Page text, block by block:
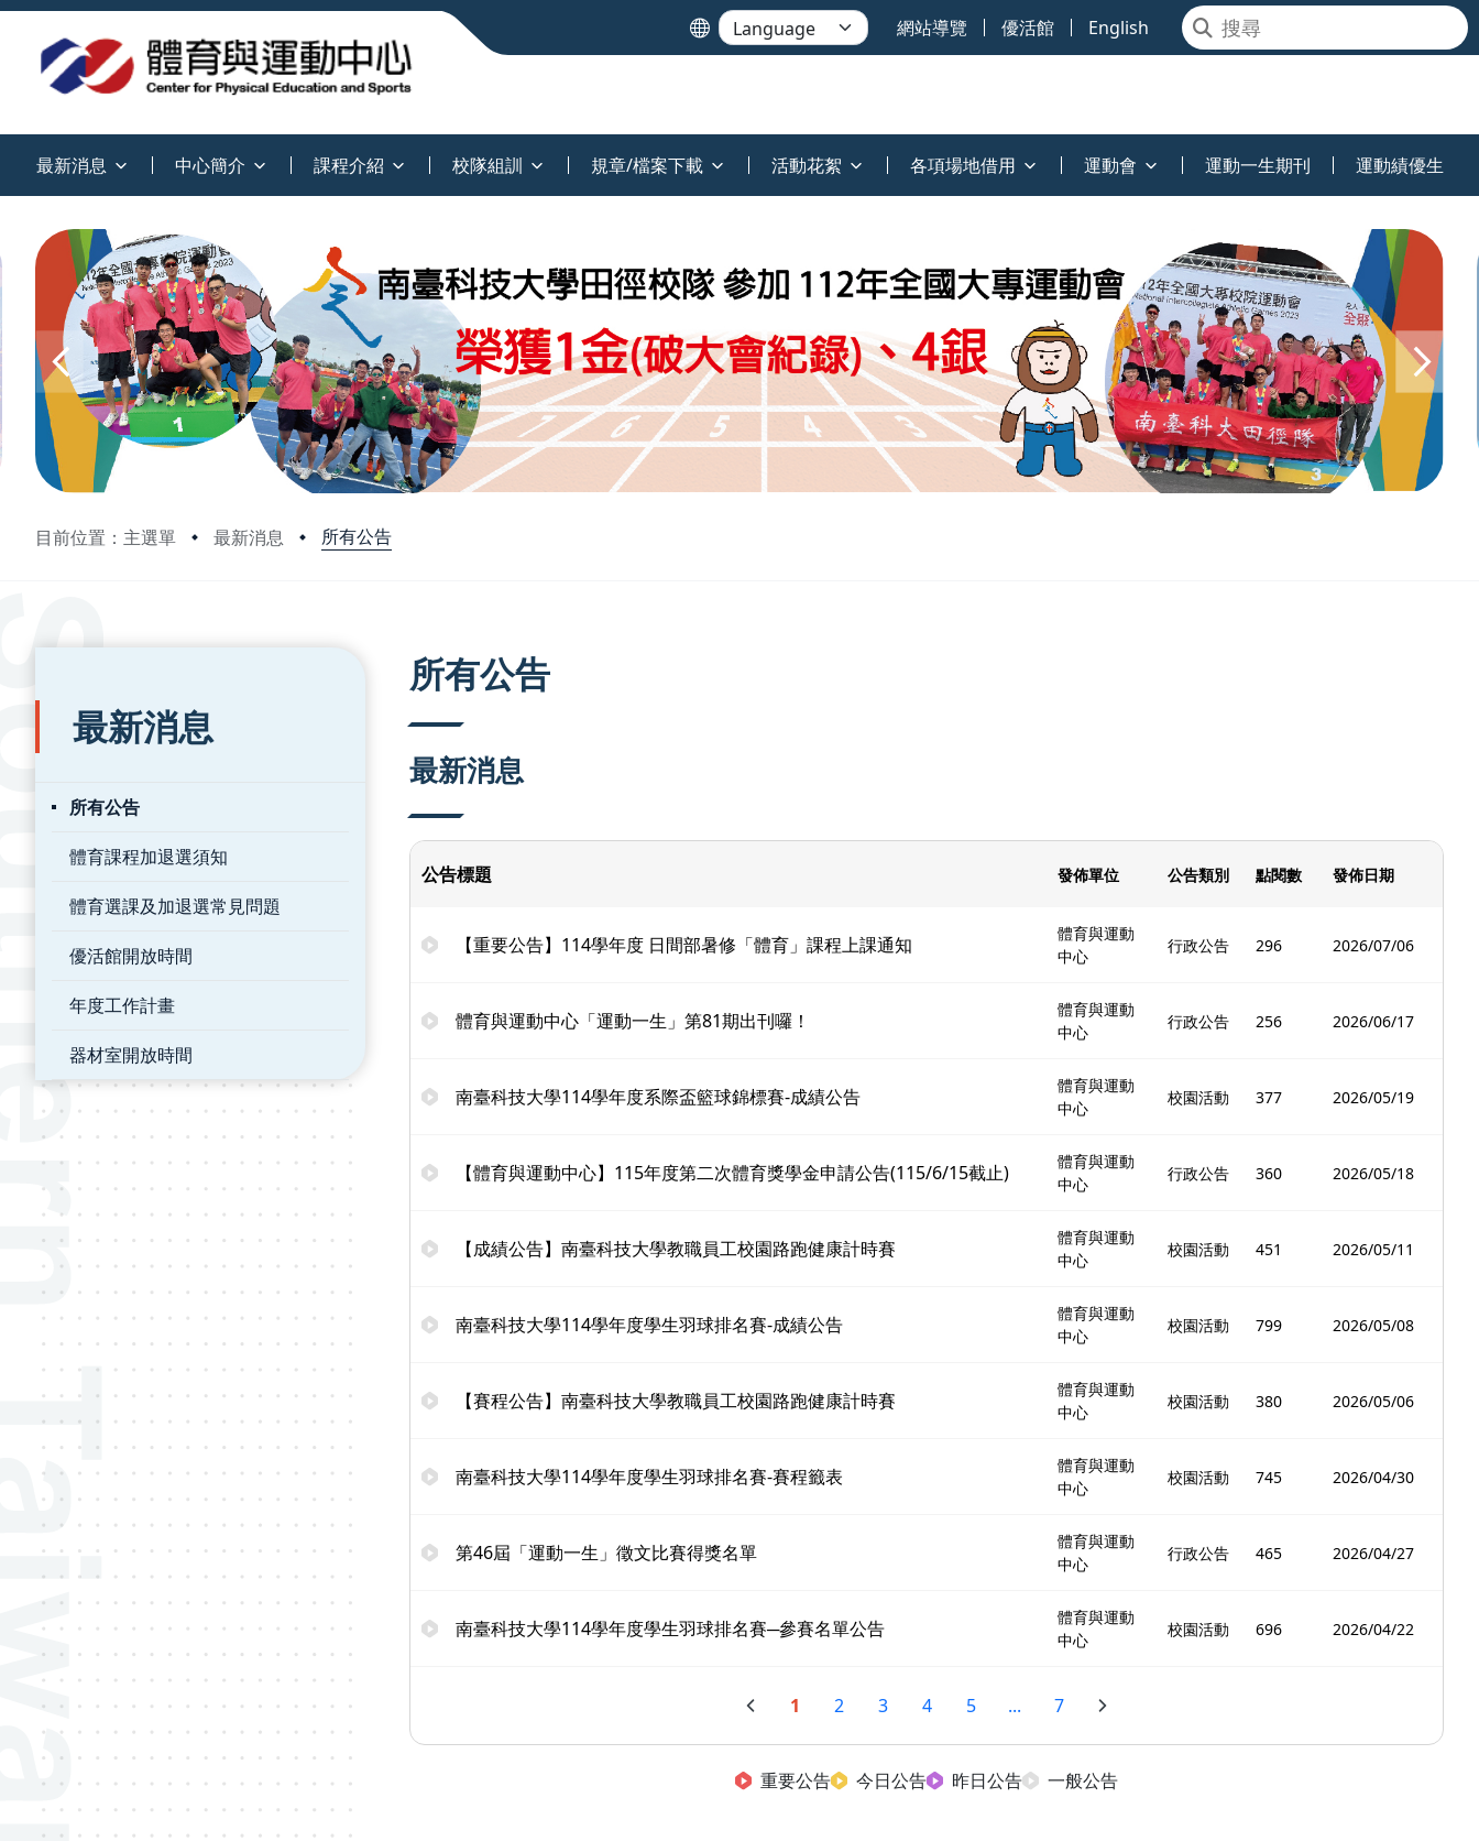
網站導覽 優活館 English
最新消息 中心簡介 課程介紹 校隊組訓 規章/檔案下載 活動花絮 各項場地借用 運動會 運動一生期刊 運動績優生
目前位置：主選單 最新消息 所有公告
:::
最新消息
所有公告
體育課程加退選須知
體育選課及加退選常見問題
優活館開放時間
年度工作計畫
器材室開放時間
所有公告
最新消息
公告標題 發佈單位 公告類別 點閱數 發佈日期
【重要公告】114學年度 日間部暑修「體育」課程上課通知
體育與運動
中心
行政公告 296 2026/07/06
體育與運動中心「運動一生」第81期出刊囉！
體育與運動
中心
行政公告 256 2026/06/17
南臺科技大學114學年度系際盃籃球錦標賽-成績公告
體育與運動
中心
校園活動 377 2026/05/19
【體育與運動中心】115年度第二次體育獎學金申請公告(115/6/15截止)
體育與運動
中心
行政公告 360 2026/05/18
【成績公告】南臺科技大學教職員工校園路跑健康計時賽
體育與運動
中心
校園活動 451 2026/05/11
南臺科技大學114學年度學生羽球排名賽-成績公告
體育與運動
中心
校園活動 799 2026/05/08
【賽程公告】南臺科技大學教職員工校園路跑健康計時賽
體育與運動
中心
校園活動 380 2026/05/06
南臺科技大學114學年度學生羽球排名賽-賽程籤表
體育與運動
中心
校園活動 745 2026/04/30
第46屆「運動一生」徵文比賽得獎名單
體育與運動
中心
行政公告 465 2026/04/27
南臺科技大學114學年度學生羽球排名賽─參賽名單公告
體育與運動
中心
校園活動 696 2026/04/22
1 2 3 4 5 ... 7
重要公告 今日公告 昨日公告 一般公告